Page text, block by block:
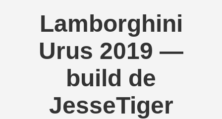
Lamborghini
Urus 2019 —
build de
JesseTiger